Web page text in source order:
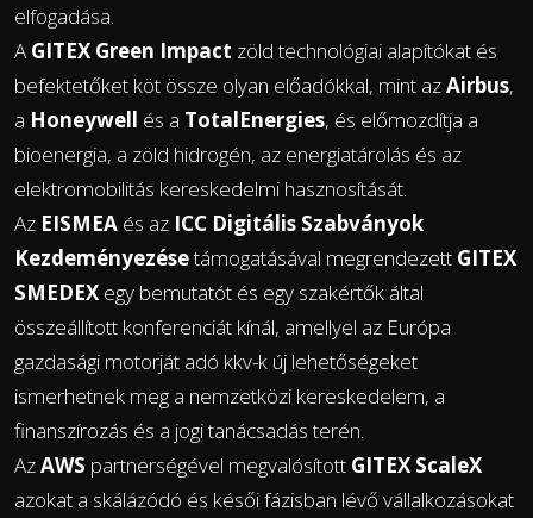
elfogadása.
A GITEX Green Impact zöld technológiai alapítókat és
befektetőket köt össze olyan előadókkal, mint azAirbus,
a Honeywell és a TotalEnergies, és előmozdítja a
bioenergia, a zöld hidrogén, az energiatárolás és az
elektromobilitás kereskedelmi hasznosítását.
Az EISMEA és az ICC Digitális Szabványok
Kezdeményezésetámogatásával megrendezett GITEX
SMEDEX egy bemutatót és egy szakértők által
összeállított konferenciát kínál, amellyel az Európa
gazdasági motorját adó kkv-k új lehetőségeket
ismerhetnek meg a nemzetközi kereskedelem, a
finanszírozás és a jogi tanácsadás terén.
AzAWS partnerségével megvalósított GITEX ScaleX
azokat a skálázódó és késői fázisban lévő vállalkozásokat